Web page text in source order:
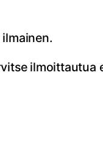
ilmoittautua